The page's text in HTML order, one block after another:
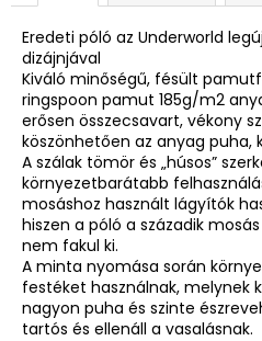
Eredeti póló az Underworld
dizájnjával
Kiváló minőségű, fésült
ringspoon pamut 185g/m2
erősen összecsavart, vékony
köszönhetően az anyag puha,
A szálak tömör és „húsos”
környezetbarátabb
mosáshoz használt lágyítók
hiszen a póló a századik
nem fakul ki.
A minta nyomása során
festéket használnak, melynek
nagyon puha és szinte
tartós és ellenáll a vasalásnak.